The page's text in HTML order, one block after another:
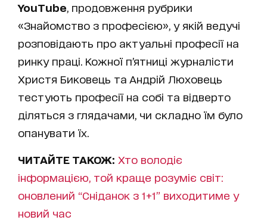
YouTube , продовження рубрики
«Знайомство з професією», у якій ведучі
розповідають про актуальні професії на
ринку праці. Кожної п’ятниці журналісти
Христя Биковець та Андрій Люховець
тестують професії на собі та відверто
діляться з глядачами, чи складно їм було
опанувати їх.
ЧИТАЙТЕ ТАКОЖ: Хто володіє
інформацією, той краще розуміє світ:
оновлений “Сніданок з 1+1” виходитиме у
новий час